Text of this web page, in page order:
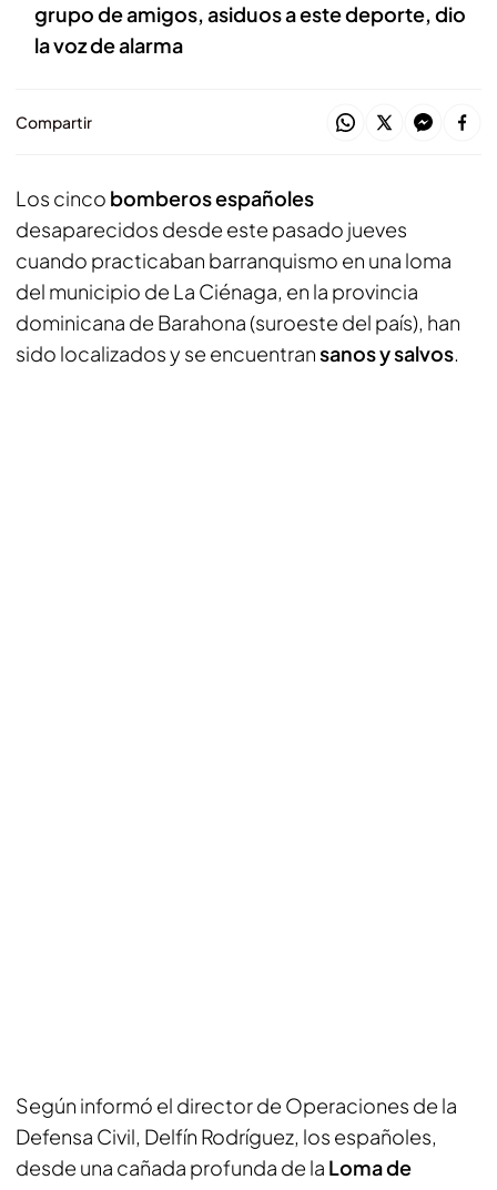
grupo de amigos, asiduos a este deporte, dio
la voz de alarma
Compartir
Los cinco bomberos españoles
desaparecidos desde este pasado jueves
cuando practicaban barranquismo en una loma
del municipio de La Ciénaga, en la provincia
dominicana de Barahona (suroeste del país), han
sido localizados y se encuentransanos y salvos.
Según informó el director de Operaciones de la
Defensa Civil, Delfín Rodríguez, los españoles,
desde una cañada profunda de la Loma de